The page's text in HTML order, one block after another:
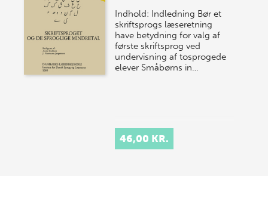
Indhold: Indledning Bør et
skriftsprogs læseretning
have betydning for valg af
første skriftsprog ved
undervisning af tosprogede
elever Småbørns in…
46,00 KR.